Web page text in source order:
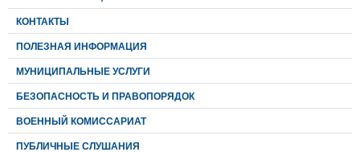
КОНТАКТЫ
ПОЛЕЗНАЯ ИНФОРМАЦИЯ
МУНИЦИПАЛЬНЫЕ УСЛУГИ
БЕЗОПАСНОСТЬ И ПРАВОПОРЯДОК
ВОЕННЫЙ КОМИССАРИАТ
ПУБЛИЧНЫЕ СЛУШАНИЯ